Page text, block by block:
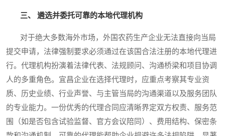
三、 遴选并委托可靠的本地代理机构
对于绝大多数海外市场，外国农药生产企业无法直接向当局
提交申请，法律强制要求必须通过在该国合法注册的本地代理进
行。代理机构扮演着法律代表、法规顾问、沟通桥梁和项目协调
人的多重角色。宜昌企业在选择代理时，应重点考察其专业资
质、历史业绩、行业声誉、与主管当局的沟通渠道以及服务团队
的专业能力。一份优秀的代理合同应清晰界定双方权责、服务范
围（如是否包含试验监督、官方会议陪同）、费用结构、保密条